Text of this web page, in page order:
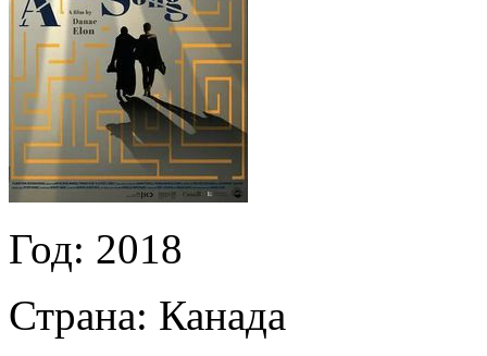
Год: 2018
Страна: Канада